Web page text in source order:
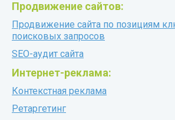
Продвижение сайтов:
Продвижение сайта по позициям
поисковых запросов
SEO-аудит сайта
Интернет-реклама:
Контекстная реклама
Ретаргетинг